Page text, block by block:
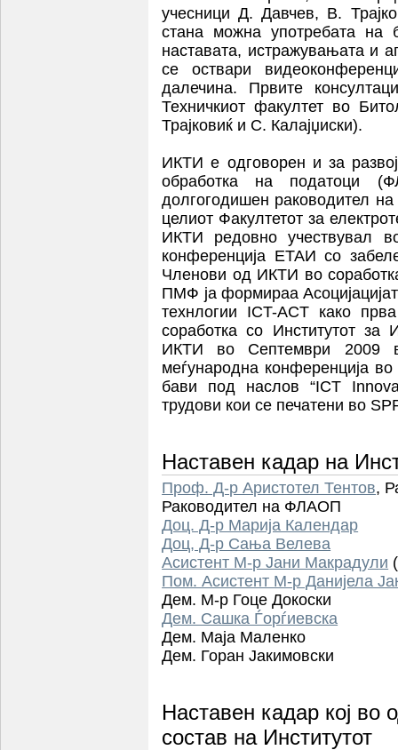
учесници Д. Давчев, В.
стана можна употребата на
наставата, истражувањата и
се оствари
далечина. Првите
Техничкиот факултет во
Трајковиќ и С. Калајџиски).
ИКТИ е одговорен и за
обработка на
долгогодишен раководител на
целиот Факултетот за
ИКТИ редовно учествувал
конференција ЕТАИ со
Членови од ИКТИ во
ПМФ ја формираа
технлогии ICT-ACT како
соработка со Институтот
ИКТИ во Септември 2009
меѓународна конференција
бави под наслов “ICT
трудови кои се печатени во
Наставен кадар на
Проф. Д-р Аристотел Тентов,
Раководител на ФЛАОП
Доц. Д-р Марија Календар
Доц, Д-р Сања Велева
Асистент М-р Јани Макрадули
Пом. Асистент М-р Данијела
Дем. М-р Гоце Докоски
Дем. Сашка Ѓорѓиевска
Дем. Маја Маленко
Дем. Горан Јакимовски
Наставен кадар кој во
состав на Институтот